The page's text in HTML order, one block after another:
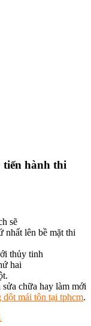
tiến hành thi
sẽ
nhất lên bề mặt thi
thủy tinh
hai
chữa hay làm mới
dột mái tôn tại tphcm.